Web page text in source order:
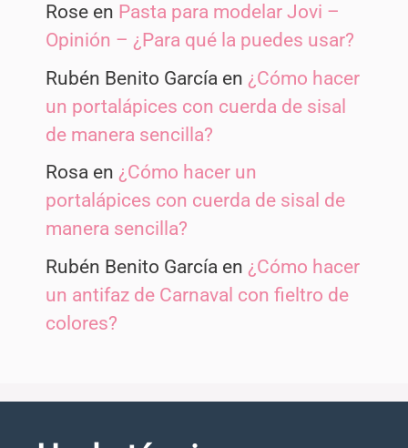
Rose en Pasta para modelar Jovi –
Opinión – ¿Para qué la puedes usar?
Rubén Benito García en ¿Cómo hacer
un portalápices con cuerda de sisal
de manera sencilla?
Rosa en ¿Cómo hacer un
portalápices con cuerda de sisal de
manera sencilla?
Rubén Benito García en ¿Cómo hacer
un antifaz de Carnaval con fieltro de
colores?